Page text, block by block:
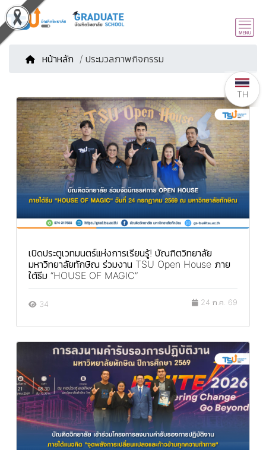
หน้าหลัก / ประมวลภาพกิจกรรม
เปิดประตูเวทมนตร์แห่งการเรียนรู้! บัณฑิตวิทยาลัย
มหาวิทยาลัยทักษิณ ร่วมงาน TSU Open House ภาย
ใต้ธีม “HOUSE OF MAGIC”
34 24 ก.ค. 69
TH